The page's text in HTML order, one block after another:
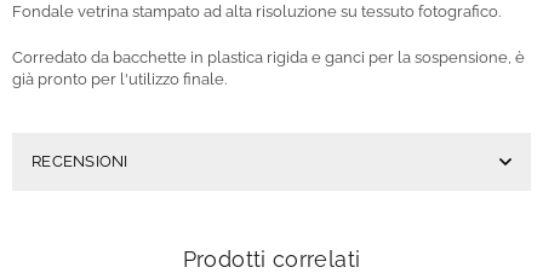
Fondale vetrina stampato ad alta risoluzione su tessuto fotografico.
Corredato da bacchette in plastica rigida e ganci per la sospensione, è
già pronto per l'utilizzo finale.
RECENSIONI
Prodotti correlati